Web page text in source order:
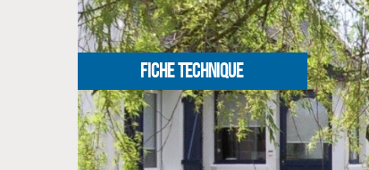
NOS HONORAIRES
FICHE TECHNIQUE